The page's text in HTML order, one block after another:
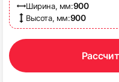
59
Ширина, мм:900
Высота, мм:900